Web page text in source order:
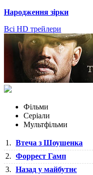
Народження зірки
Всі HD трейлери
Фільми
Серіали
Мультфільми
1. Втеча з Шоушенка
2. Форрест Гамп
3. Назад у майбутнє